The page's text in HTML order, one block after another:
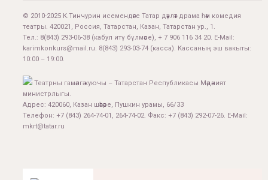
© 2010-2025 К.Тинчурин исемендәге Татар дәүләт драма һәм комедия
театры. 420021, Россия, Татарстан, Казан, Татарстан ур., 1.
Тел.: 8(843) 293-06-38 (кабул итү бүлмәсе), + 7 906 116 34 20. E-Mail:
karimkonkurs@mail.ru. 8(843) 293-03-74 (касса). Кассаның эш вакыты:
10:00 – 19:00.
Театрны гамәлгә куючы – Татарстан Республикасы Мәдәният
министрлыгы.
Адрес: 420060, Казан шәһәре, Пушкин урамы, 66/33
Телефон: +7 (843) 264-74-01, 264-74-02. Факс: +7 (843) 292-07-26. E-Mail:
mkrt@tatar.ru